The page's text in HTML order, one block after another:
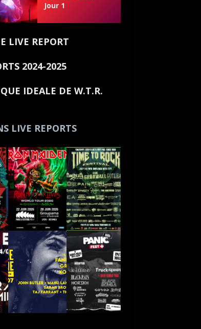
Jour 1
LIVE REPORT
2024-2025
IDEALE DE W.T.R.
LIVE REPORTS